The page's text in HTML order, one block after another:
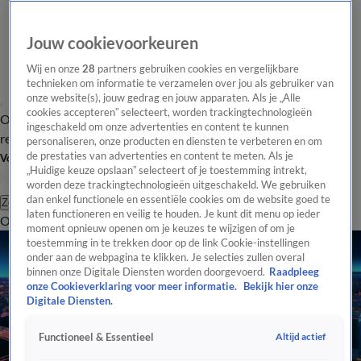
Overzicht Laatste nieuws Regionieuws Het beste van Hart
Tip de
redactie
Volg Hart van Nederland
Zoeken
OverzichtRegioUitzendingenWeerTip de redactiePanelVideo's
Jouw cookievoorkeuren
Wij en onze28 partners gebruiken cookies en vergelijkbare
technieken om informatie te verzamelen over jou als gebruiker van
onze website(s), jouw gedrag en jouw apparaten. Als je „Alle
cookies accepteren” selecteert, worden trackingtechnologieën
ingeschakeld om onze advertenties en content te kunnen
personaliseren, onze producten en diensten te verbeteren en om
de prestaties van advertenties en content te meten. Als je
„Huidige keuze opslaan” selecteert of je toestemming intrekt,
worden deze trackingtechnologieën uitgeschakeld. We gebruiken
dan enkel functionele en essentiële cookies om de website goed te
laten functioneren en veilig te houden. Je kunt dit menu op ieder
moment opnieuw openen om je keuzes te wijzigen of om je
toestemming in te trekken door op de link Cookie-instellingen
onder aan de webpagina te klikken. Je selecties zullen overal
binnen onze Digitale Diensten worden doorgevoerd. Raadpleeg
onze Cookieverklaring voor meer informatie.
Bekijk hier onze
Digitale Diensten.
Functioneel & Essentieel Altijd actief